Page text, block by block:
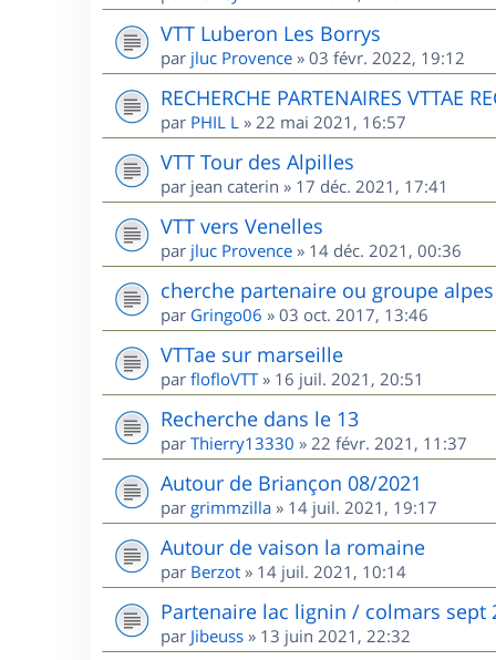
VTT Luberon Les Borrys
par jluc Provence » 03 févr. 2022, 19:12
RECHERCHE PARTENAIRES VTTAE
par PHIL L » 22 mai 2021, 16:57
VTT Tour des Alpilles
par jean caterin » 17 déc. 2021, 17:41
VTT vers Venelles
par jluc Provence » 14 déc. 2021, 00:36
cherche partenaire ou groupe
par Gringo06 » 03 oct. 2017, 13:46
VTTae sur marseille
par flofloVTT» 16 juil. 2021, 20:51
Recherche dans le 13
par Thierry13330 » 22 févr. 2021, 11:37
Autour de Briançon 08/2021
par grimmzilla » 14 juil. 2021, 19:17
Autour de vaison la romaine
par Berzot » 14 juil. 2021, 10:14
Partenaire lac lignin / colmars sept
par Jibeuss » 13 juin 2021, 22:32